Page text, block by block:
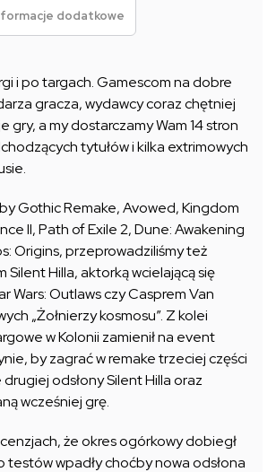
dodatkowe
i po targach. Gamescom na dobre
gracza, wydawcy coraz chętniej
gry, a my dostarczamy Wam 14 stron
tytułów i kilka extrimowych
Gothic Remake, Avowed, Kingdom
II, Path of Exile 2, Dune: Awakening
Origins, przeprowadziliśmy też
Silent Hilla, aktorką wcielającą się
Wars: Outlaws czy Casprem Van
„Żołnierzy kosmosu”. Z kolei
w Kolonii zamienił na event
by zagrać w remake trzeciej części
odsłony Silent Hilla oraz
wcześniej grę.
że okres ogórkowy dobiegł
testów wpadły choćby nowa odsłona